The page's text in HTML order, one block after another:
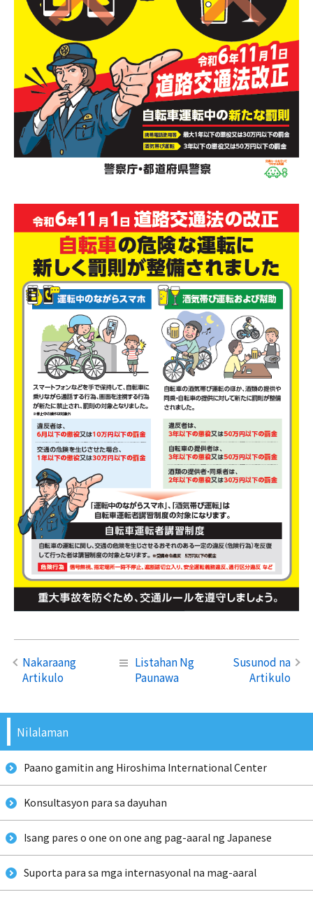
Nakaraang
Artikulo
Listahan Ng
Paunawa
Susunod na
Artikulo
Nilalaman
Paano gamitin ang Hiroshima International Center
Konsultasyon para sa dayuhan
Isang pares o one on one ang pag-aaral ng Japanese
Suporta para sa mga internasyonal na mag-aaral